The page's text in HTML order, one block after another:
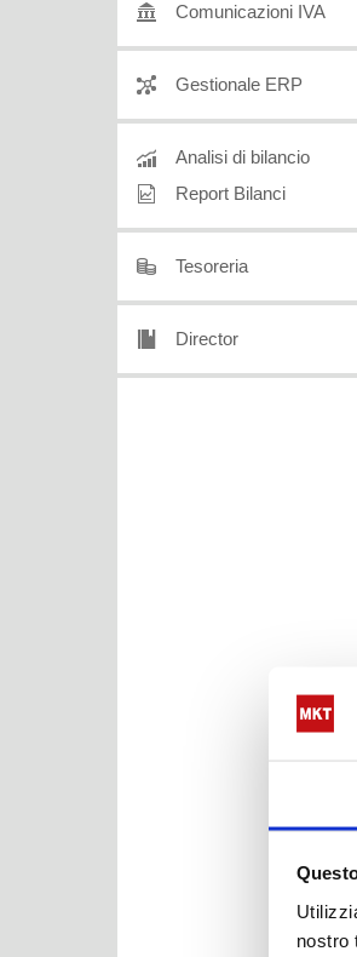
nostro
Comunicazioni IVA
Gestionale ERP
Analisi di bilancio
Report Bilanci
Tesoreria
Director